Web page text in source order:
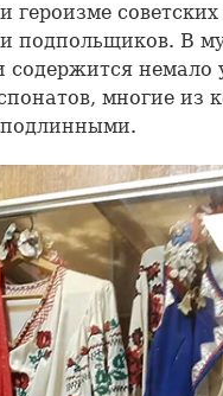
героизме
подпольщиков. В
содержится немало
многие из